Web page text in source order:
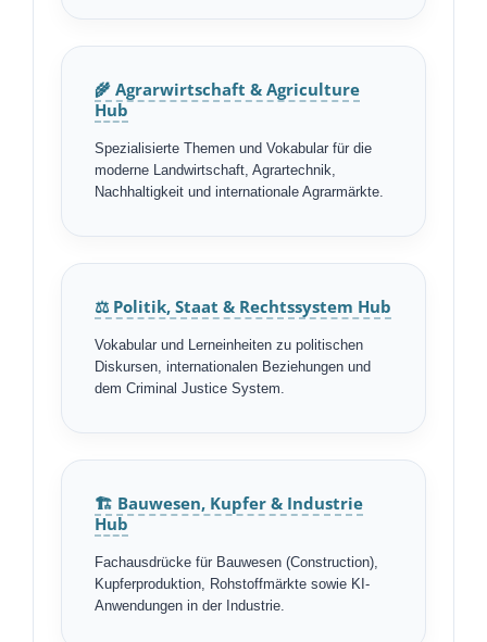
🌾 Agrarwirtschaft & Agriculture
Hub
Spezialisierte Themen und Vokabular für die
moderne Landwirtschaft, Agrartechnik,
Nachhaltigkeit und internationale Agrarmärkte.
⚖️ Politik, Staat & Rechtssystem Hub
Vokabular und Lerneinheiten zu politischen
Diskursen, internationalen Beziehungen und
dem Criminal Justice System.
🏗️ Bauwesen, Kupfer & Industrie
Hub
Fachausdrücke für Bauwesen (Construction),
Kupferproduktion, Rohstoffmärkte sowie KI-
Anwendungen in der Industrie.